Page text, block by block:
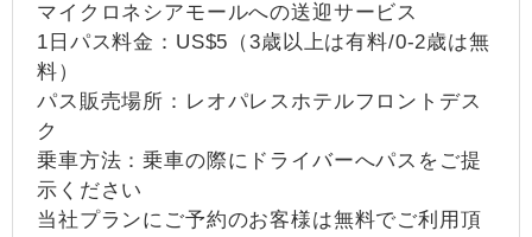
マイクロネシアモールへの送迎サービス
1日パス料金：US$5（3歳以上は有料/0-2歳は無
料）
パス販売場所：レオパレスホテルフロントデス
ク
乗車方法：乗車の際にドライバーへパスをご提
示ください
当社プランにご予約のお客様は無料でご利用頂